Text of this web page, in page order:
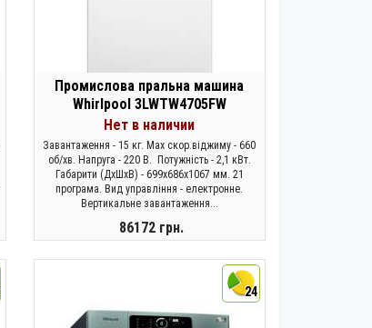
Промислова пральна машина
Whirlpool 3LWTW4705FW
Нет в наличии
Завантаження - 15 кг. Max скор.віджиму - 660
об/хв. Напруга - 220 В. Потужність - 2,1 кВт.
Габарити (ДхШхВ) - 699х686х1067 мм. 21
програма. Вид управління - електронне.
Вертикальне завантаження...
86172 грн.
24